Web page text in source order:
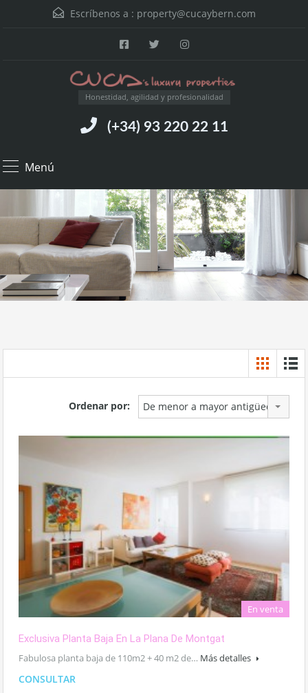
Escríbenos a : property@cucaybern.com
Honestidad, agilidad y profesionalidad
(+34) 93 220 22 11
Menú
Ordenar por: De menor a mayor antigüedad
En venta
Exclusiva Planta Baja En La Plana De Montgat
Fabulosa planta baja de 110m2 + 40 m2 de… Más detalles
CONSULTAR